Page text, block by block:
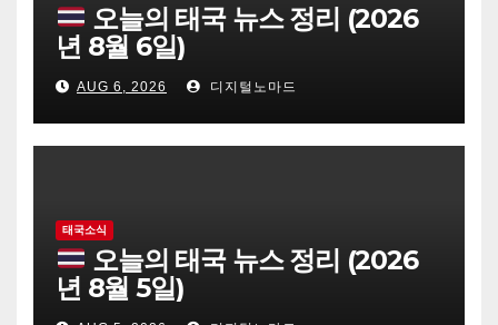
오늘의 태국 뉴스 정리 (2026
년 8월 6일)
AUG 6, 2026 디지털노마드
태국소식
오늘의 태국 뉴스 정리 (2026
년 8월 5일)